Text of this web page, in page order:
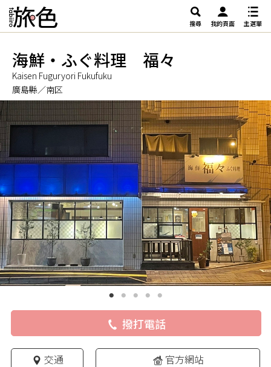
搜尋 我的頁面 主選單
海鮮・ふぐ料理 福々
Kaisen Fuguryori Fukufuku
廣島縣／南区
撥打電話
交通 官方網站